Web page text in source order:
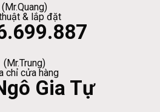
(Mr.Quang)
& lắp đặt
(Mr.Trung)
chỉ cửa hàng
Gia Tự